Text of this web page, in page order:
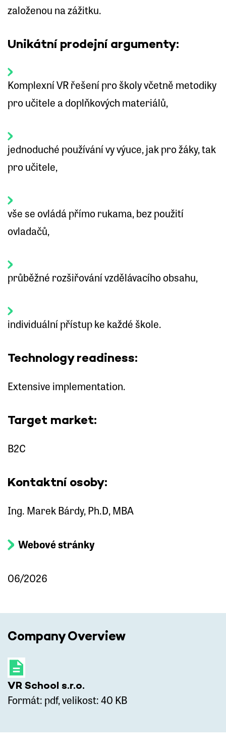
založenou na zážitku.
Unikátní prodejní argumenty:
Komplexní VR řešení pro školy včetně metodiky
pro učitele a doplňkových materiálů,
jednoduché používání vy výuce, jak pro žáky, tak
pro učitele,
vše se ovládá přímo rukama, bez použití
ovladačů,
průběžné rozšiřování vzdělávacího obsahu,
individuální přístup ke každé škole.
Technology readiness:
Extensive implementation.
Target market:
B2C
Kontaktní osoby:
Ing. Marek Bárdy, Ph.D, MBA
Webové stránky
06/2026
Company Overview
VR School s.r.o.
Formát: pdf, velikost: 40 KB